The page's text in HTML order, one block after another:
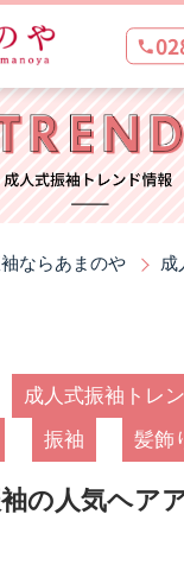
ならあまのや 成
成人式振袖トレ
振袖 髪飾
袖の人気ヘ